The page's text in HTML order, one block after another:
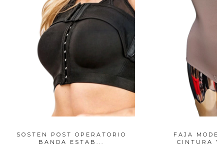
SOSTEN POST OPERATORIO
BANDA ESTAB...
FAJA
CINTURA